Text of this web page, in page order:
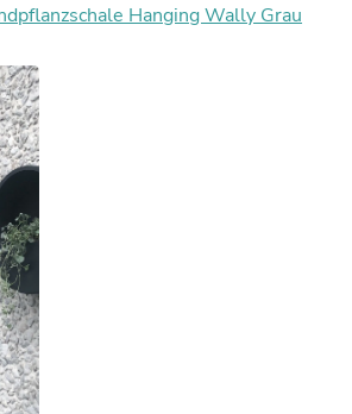
Hanging Wally Grau